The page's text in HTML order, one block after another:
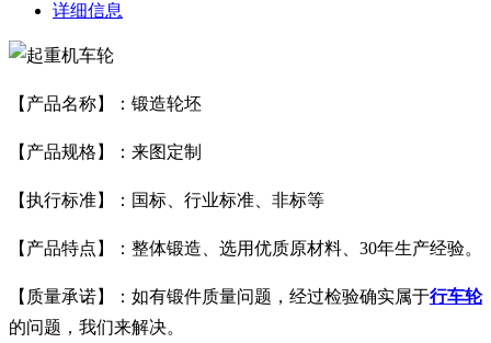
详细信息
【产品名称】：锻造轮坯
【产品规格】：来图定制
【执行标准】：国标、行业标准、非标等
【产品特点】：整体锻造、选用优质原材料、30年生产经验。
【质量承诺】：如有锻件质量问题，经过检验确实属于行车轮
的问题，我们来解决。